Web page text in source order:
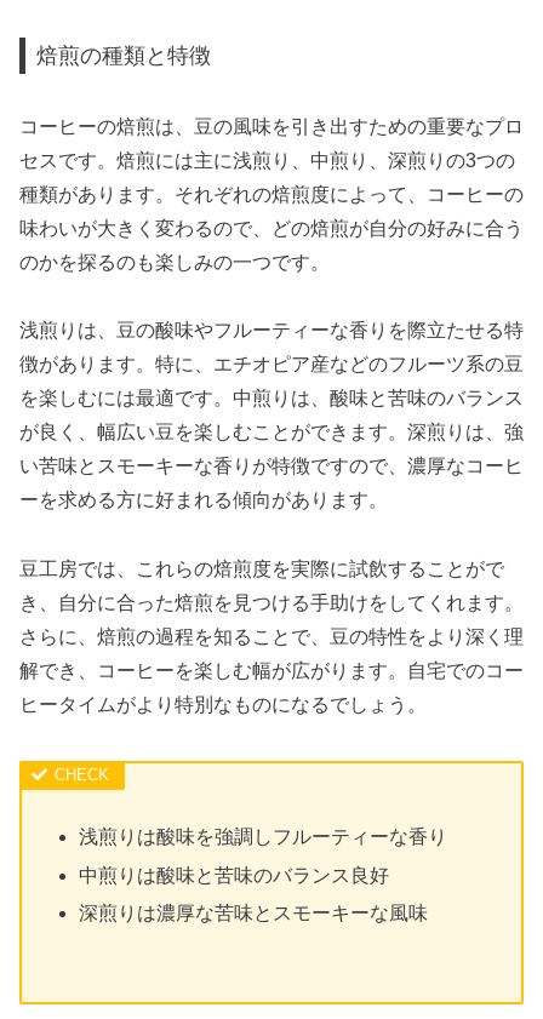
焙煎の種類と特徴
コーヒーの焙煎は、豆の風味を引き出すための重要なプロ
セスです。焙煎には主に浅煎り、中煎り、深煎りの3つの
種類があります。それぞれの焙煎度によって、コーヒーの
味わいが大きく変わるので、どの焙煎が自分の好みに合う
のかを探るのも楽しみの一つです。
浅煎りは、豆の酸味やフルーティーな香りを際立たせる特
徴があります。特に、エチオピア産などのフルーツ系の豆
を楽しむには最適です。中煎りは、酸味と苦味のバランス
が良く、幅広い豆を楽しむことができます。深煎りは、強
い苦味とスモーキーな香りが特徴ですので、濃厚なコーヒ
ーを求める方に好まれる傾向があります。
豆工房では、これらの焙煎度を実際に試飲することがで
き、自分に合った焙煎を見つける手助けをしてくれます。
さらに、焙煎の過程を知ることで、豆の特性をより深く理
解でき、コーヒーを楽しむ幅が広がります。自宅でのコー
ヒータイムがより特別なものになるでしょう。
浅煎りは酸味を強調しフルーティーな香り
中煎りは酸味と苦味のバランス良好
深煎りは濃厚な苦味とスモーキーな風味